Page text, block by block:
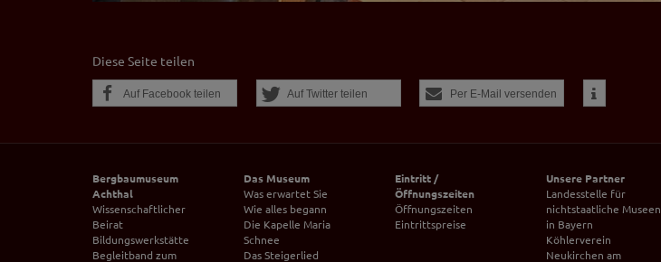
Diese Seite teilen
Auf Facebook teilen Auf Twitter teilen Per E-Mail versenden
Bergbaumuseum
Achthal
Wissenschaftlicher
Beirat
Bildungswerkstätte
Begleitband zum
Das Museum
Was erwartet Sie
Wie alles begann
Die Kapelle Maria
Schnee
Das Steigerlied
Eintritt /
Öffnungszeiten
Öffnungszeiten
Eintrittspreise
Unsere Partner
Landesstelle für
nichtstaatliche Museen
in Bayern
Köhlerverein
Neukirchen am